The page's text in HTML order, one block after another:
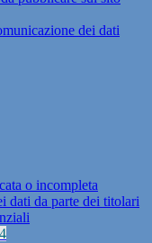
dei dati
o incompleta
dati da parte dei titolari
4